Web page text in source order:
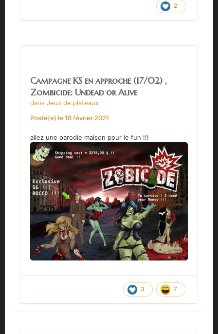
2
Campagne KS en approche (17/02) ,
Zombicide: Undead or Alive
dans Jeux de plateaux
Posté(e) le 18 février 2021
allez une parodie maison pour le fun !!!
3 7